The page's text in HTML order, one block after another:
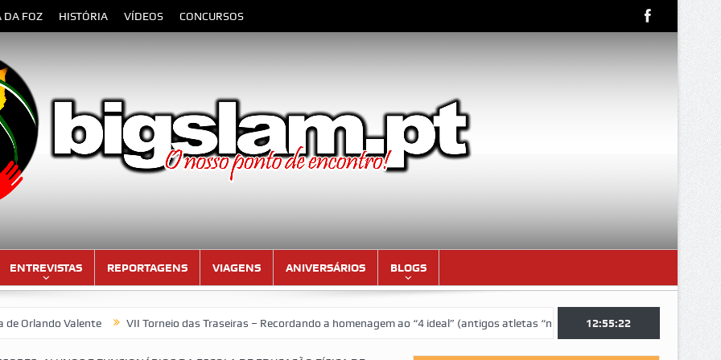
DA FOZ HISTÓRIA VÍDEOS CONCURSOS
ENTREVISTAS REPORTAGENS VIAGENS ANIVERSÁRIOS BLOGS
Valente VII Torneio das Traseiras – Recordando a homenagem ao “4 ideal” (antigos atletas “moçambicanos” do GCF da época 1976/77)
12:55:23